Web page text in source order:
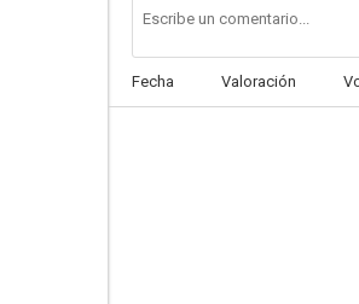
--
Fecha Valoración